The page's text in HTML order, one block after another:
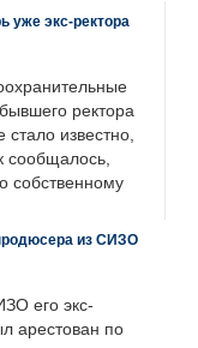
уже экс-ректора
ректора
известно,
сообщалось,
собственному
из СИЗО
его экс-
арестован по